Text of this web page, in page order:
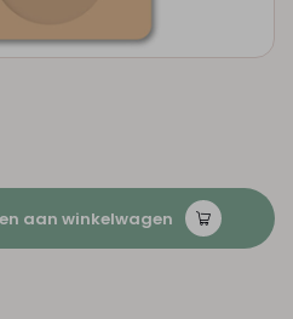
aan winkelwagen